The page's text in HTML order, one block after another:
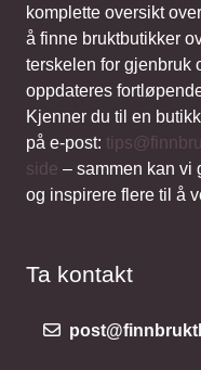
komplette oversikt
å finne bruktbutikker
terskelen for gjenbruk
oppdateres
Kjenner du til en
på e-post:
side – sammen kan vi
og inspirere flere til å
Ta kontakt